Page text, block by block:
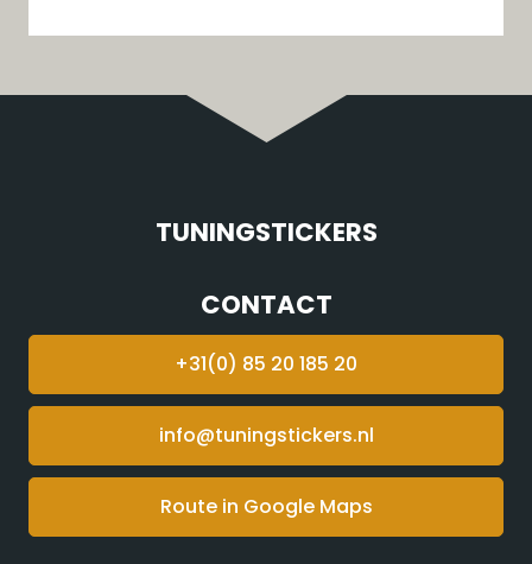
TUNINGSTICKERS
CONTACT
+31(0) 85 20 185 20
info@tuningstickers.nl
Route in Google Maps